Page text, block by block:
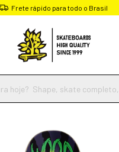
Frete rápido para todo o Brasil